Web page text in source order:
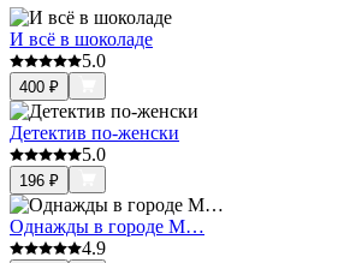
И всё в шоколаде
5.0
400 ₽
Детектив по-женски
5.0
196 ₽
Однажды в городе М…
4.9